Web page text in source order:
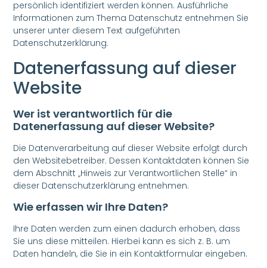
persönlich identifiziert werden können. Ausführliche
Informationen zum Thema Datenschutz entnehmen Sie
unserer unter diesem Text aufgeführten
Datenschutzerklärung.
Datenerfassung auf dieser
Website
Wer ist verantwortlich für die
Datenerfassung auf dieser Website?
Die Datenverarbeitung auf dieser Website erfolgt durch
den Websitebetreiber. Dessen Kontaktdaten können Sie
dem Abschnitt „Hinweis zur Verantwortlichen Stelle“ in
dieser Datenschutzerklärung entnehmen.
Wie erfassen wir Ihre Daten?
Ihre Daten werden zum einen dadurch erhoben, dass
Sie uns diese mitteilen. Hierbei kann es sich z. B. um
Daten handeln, die Sie in ein Kontaktformular eingeben.